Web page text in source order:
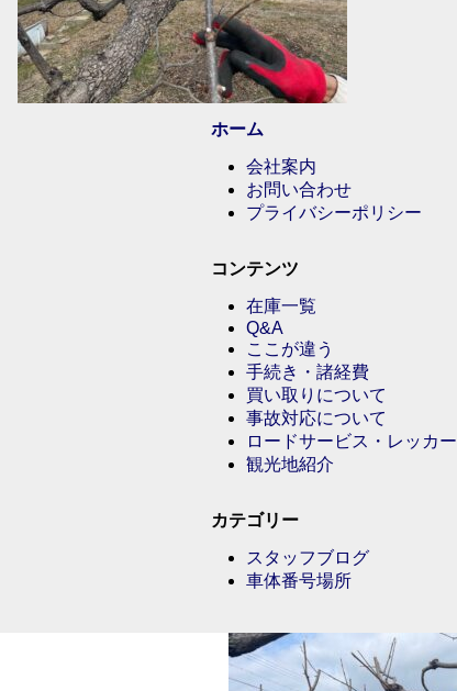
ホーム
会社案内
お問い合わせ
プライバシーポリシー
コンテンツ
在庫一覧
Q&A
ここが違う
手続き・諸経費
買い取りについて
事故対応について
ロードサービス・レッカー
観光地紹介
カテゴリー
スタッフブログ
車体番号場所